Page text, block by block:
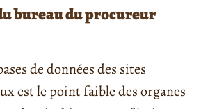
bureau du procureur
de données des sites
est le point faible des organes